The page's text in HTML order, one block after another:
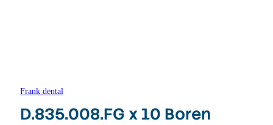
Frank dental
D.835.008.FG x 10 Boren